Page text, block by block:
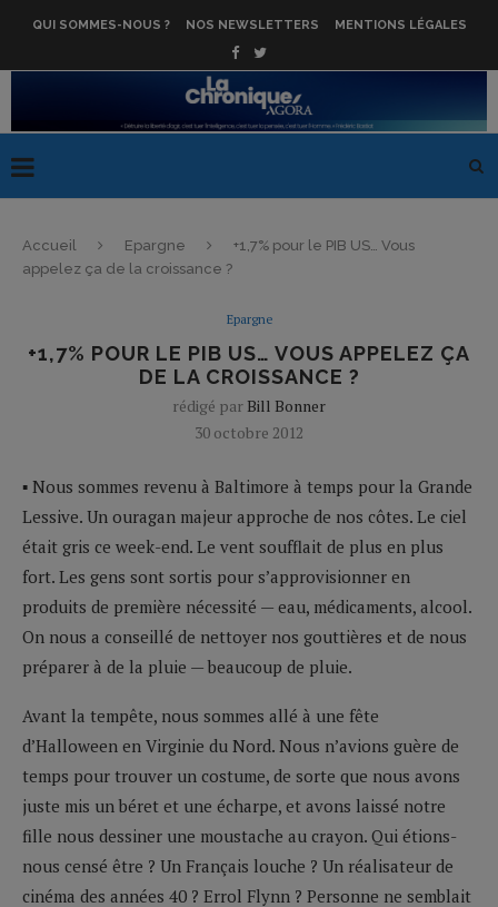
QUI SOMMES-NOUS ? NOS NEWSLETTERS MENTIONS LÉGALES
Accueil Epargne
+1,7% pour le PIB US… Vous
appelez ça de la croissance ?
Epargne
+1,7% POUR LE PIB US… VOUS APPELEZ ÇA
DE LA CROISSANCE ?
rédigé par Bill Bonner
30 octobre 2012
▪ Nous sommes revenu à Baltimore à temps pour la Grande
Lessive. Un ouragan majeur approche de nos côtes. Le ciel
était gris ce week-end. Le vent soufflait de plus en plus
fort. Les gens sont sortis pour s’approvisionner en
produits de première nécessité — eau, médicaments, alcool.
On nous a conseillé de nettoyer nos gouttières et de nous
préparer à de la pluie — beaucoup de pluie.
Avant la tempête, nous sommes allé à une fête
d’Halloween en Virginie du Nord. Nous n’avions guère de
temps pour trouver un costume, de sorte que nous avons
juste mis un béret et une écharpe, et avons laissé notre
fille nous dessiner une moustache au crayon. Qui étions-
nous censé être ? Un Français louche ? Un réalisateur de
cinéma des années 40 ? Errol Flynn ? Personne ne semblait